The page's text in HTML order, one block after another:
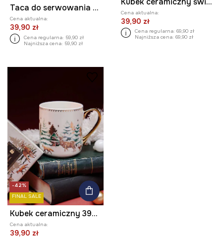
Taca do serwowania drewniana - choinka
Cena aktualna:
39,90 zł
Cena regularna: 59,90 zł
Najniższa cena: 59,90 zł
Cena aktualna:
39,90 zł
Cena regularna: 69,90 zł
Najniższa cena: 69,90 zł
-42%
FINAL SALE
Kubek ceramiczny 390 ml świąteczny
Cena aktualna:
39,90 zł